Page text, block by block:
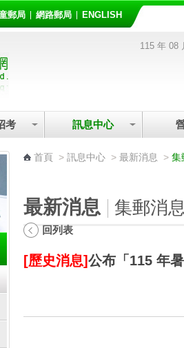
郵局 網路郵局 ENGLISH
115 年 08
考 訊息中心
首頁 > 訊息中心 > 最新消息 > 集
最新消息 集郵消息
回列表
[歷史消息]公布「115 年